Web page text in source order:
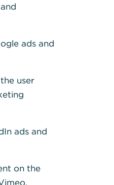
ads and
user
ads and
on the